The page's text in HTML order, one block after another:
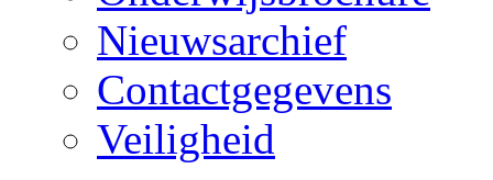
Nieuwsarchief
Contactgegevens
Veiligheid